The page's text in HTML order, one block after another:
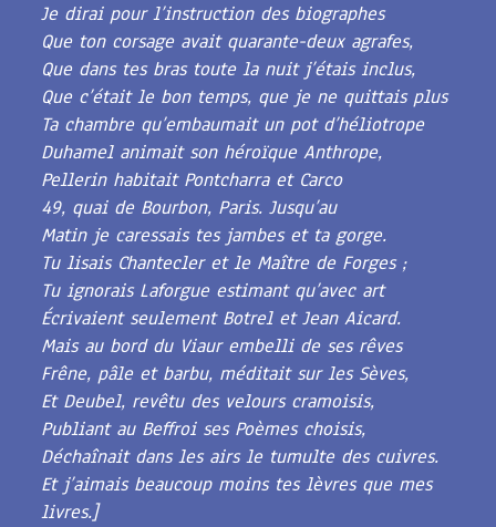
Je dirai pour l’instruction des biographes
Que ton corsage avait quarante-deux agrafes,
Que dans tes bras toute la nuit j’étais inclus,
Que c’était le bon temps, que je ne quittais plus
Ta chambre qu’embaumait un pot d’héliotrope
Duhamel animait son héroïque Anthrope,
Pellerin habitait Pontcharra et Carco
49, quai de Bourbon, Paris. Jusqu’au
Matin je caressais tes jambes et ta gorge.
Tu lisais Chantecler et le Maître de Forges ;
Tu ignorais Laforgue estimant qu’avec art
Écrivaient seulement Botrel et Jean Aicard.
Mais au bord du Viaur embelli de ses rêves
Frêne, pâle et barbu, méditait sur les Sèves,
Et Deubel, revêtu des velours cramoisis,
Publiant au Beffroi ses Poèmes choisis,
Déchaînait dans les airs le tumulte des cuivres.
Et j’aimais beaucoup moins tes lèvres que mes
livres.]